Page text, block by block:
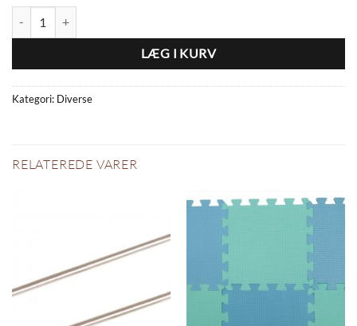
LÆG I KURV
Kategori: Diverse
RELATEREDE VARER